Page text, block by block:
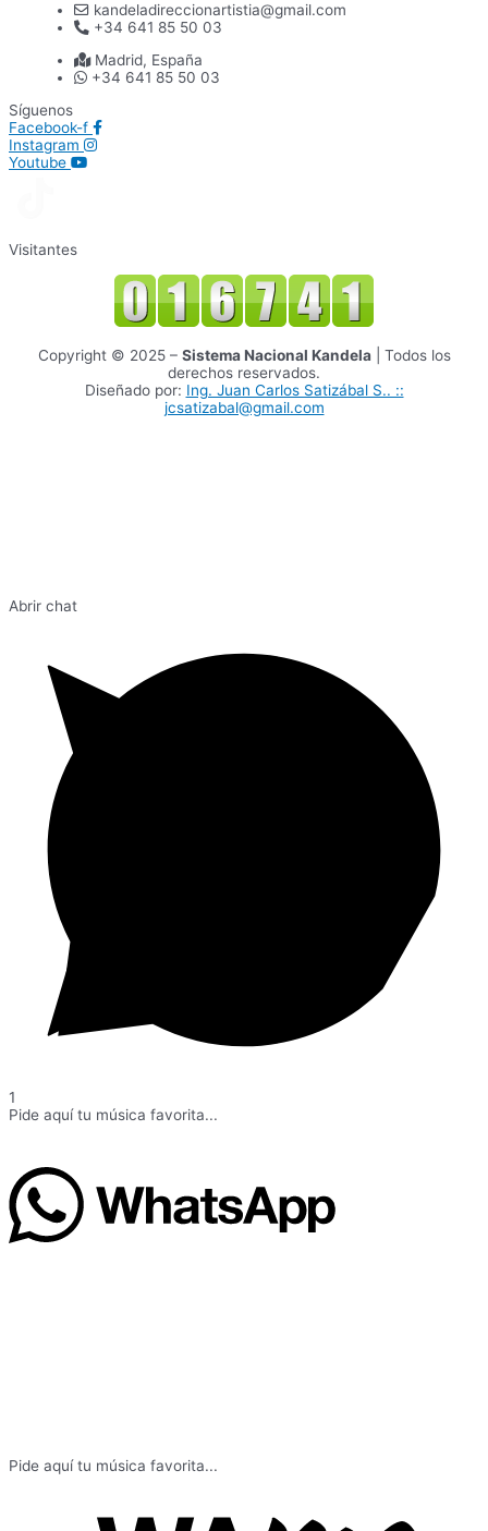
kandeladireccionartistia@gmail.com
+34 641 85 50 03
Madrid, España
+34 641 85 50 03
Síguenos
Facebook-f
Instagram
Youtube
Visitantes
Copyright © 2025 – Sistema Nacional Kandela| Todos los
derechos reservados.
Diseñado por: Ing. Juan Carlos Satizábal S.. ::
jcsatizabal@gmail.com
Abrir chat
1
Pide aquí tu música favorita...
Pide aquí tu música favorita...